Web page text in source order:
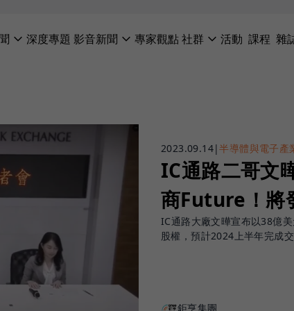
深度專題 影音新聞 專家觀點社群 活動 課程 雜
2023.09.14|半導體與電子產
IC通路二哥文
商Future！將
IC通路大廠文曄宣布以38億
股權，預計2024上半年完成交
鉅亨集團